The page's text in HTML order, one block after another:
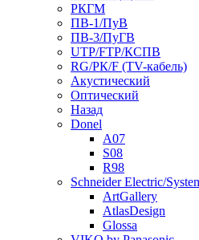
РКГМ
ПВ-1/ПуВ
ПВ-3/ПуГВ
UTP/FTP/КСПВ
RG/РК/F (TV-кабель)
Акустический
Оптический
Назад
Donel
A07
S08
R98
Schneider Electric/
ArtGallery
AtlasDesign
Glossa